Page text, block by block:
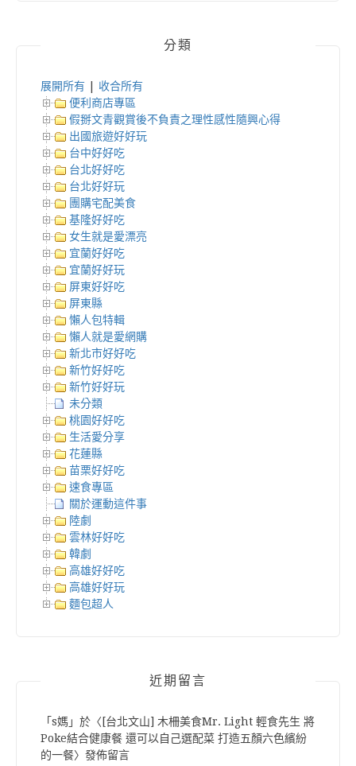
分類
展開所有
收合所有
便利商店專區
假掰文青觀賞後不負責之理性感性隨興心得
出國旅遊好好玩
台中好好吃
台北好好吃
台北好好玩
團購宅配美食
基隆好好吃
女生就是愛漂亮
宜蘭好好吃
宜蘭好好玩
屏東好好吃
屏東縣
懶人包特輯
懶人就是愛網購
新北市好好吃
新竹好好吃
新竹好好玩
未分類
桃園好好吃
生活愛分享
花蓮縣
苗栗好好吃
速食專區
關於運動這件事
陸劇
雲林好好吃
韓劇
高雄好好吃
高雄好好玩
麵包超人
近期留言
「s媽 」於〈 [台北文山] 木柵美食Mr. Light 輕食先生 將
Poke結合健康餐 還可以自己選配菜 打造五顏六色繽紛
的一餐〉發佈留言